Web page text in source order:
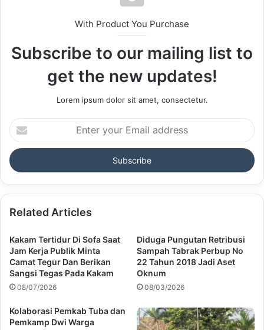
With Product You Purchase
Subscribe to our mailing list to
get the new updates!
Lorem ipsum dolor sit amet, consectetur.
Enter
your
Email
address
Related Articles
Kakam Tertidur Di Sofa Saat
Jam Kerja Publik Minta
Camat Tegur Dan Berikan
Sangsi Tegas Pada Kakam
08/07/2026
Diduga Pungutan Retribusi
Sampah Tabrak Perbup No
22 Tahun 2018 Jadi Aset
Oknum
08/03/2026
Kolaborasi Pemkab Tuba dan
Pemkamp Dwi Warga